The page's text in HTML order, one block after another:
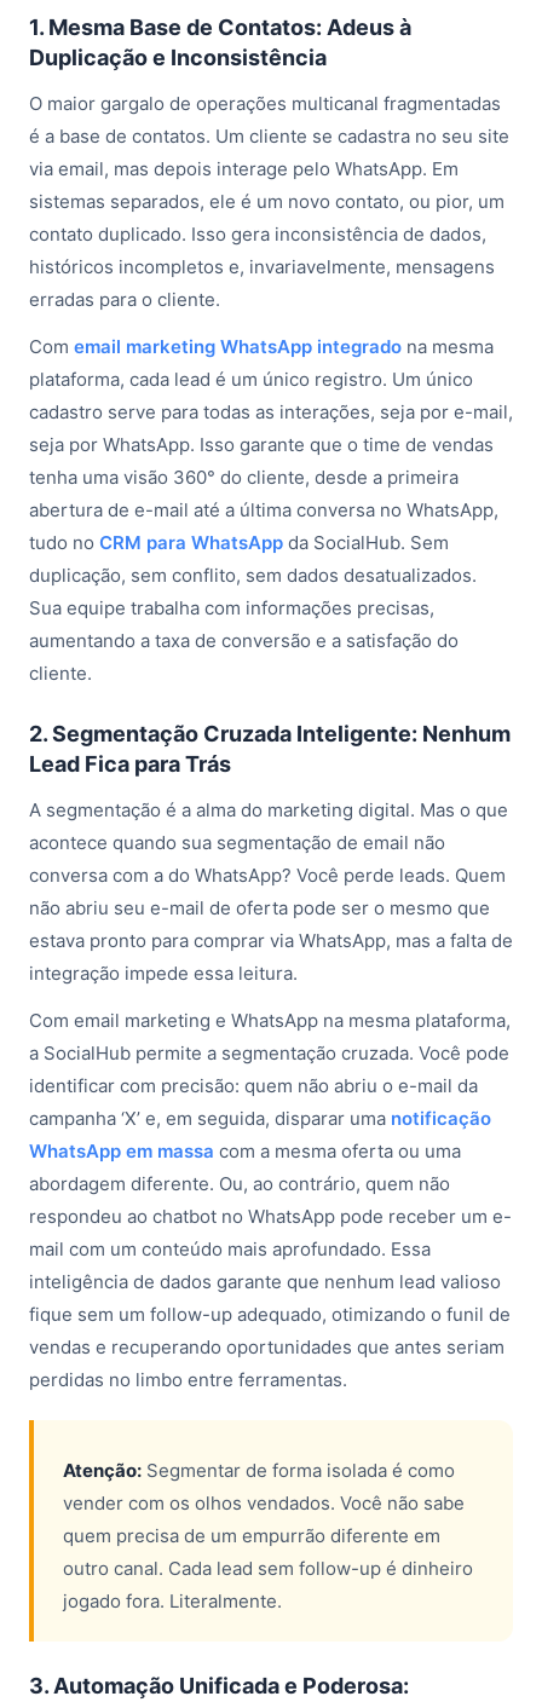
1. Mesma Base de Contatos: Adeus à
Duplicação e Inconsistência
O maior gargalo de operações multicanal fragmentadas
é a base de contatos. Um cliente se cadastra no seu site
via email, mas depois interage pelo WhatsApp. Em
sistemas separados, ele é um novo contato, ou pior, um
contato duplicado. Isso gera inconsistência de dados,
históricos incompletos e, invariavelmente, mensagens
erradas para o cliente.
Com email marketing WhatsApp integrado na mesma
plataforma, cada lead é um único registro. Um único
cadastro serve para todas as interações, seja por e-mail,
seja por WhatsApp. Isso garante que o time de vendas
tenha uma visão 360° do cliente, desde a primeira
abertura de e-mail até a última conversa no WhatsApp,
tudo no CRM para WhatsApp da SocialHub. Sem
duplicação, sem conflito, sem dados desatualizados.
Sua equipe trabalha com informações precisas,
aumentando a taxa de conversão e a satisfação do
cliente.
2. Segmentação Cruzada Inteligente: Nenhum
Lead Fica para Trás
A segmentação é a alma do marketing digital. Mas o que
acontece quando sua segmentação de email não
conversa com a do WhatsApp? Você perde leads. Quem
não abriu seu e-mail de oferta pode ser o mesmo que
estava pronto para comprar via WhatsApp, mas a falta de
integração impede essa leitura.
Com email marketing e WhatsApp na mesma plataforma,
a SocialHub permite a segmentação cruzada. Você pode
identificar com precisão: quem não abriu o e-mail da
campanha ‘X’ e, em seguida, disparar uma notificação
WhatsApp em massa com a mesma oferta ou uma
abordagem diferente. Ou, ao contrário, quem não
respondeu ao chatbot no WhatsApp pode receber um e-
mail com um conteúdo mais aprofundado. Essa
inteligência de dados garante que nenhum lead valioso
fique sem um follow-up adequado, otimizando o funil de
vendas e recuperando oportunidades que antes seriam
perdidas no limbo entre ferramentas.
Atenção: Segmentar de forma isolada é como
vender com os olhos vendados. Você não sabe
quem precisa de um empurrão diferente em
outro canal. Cada lead sem follow-up é dinheiro
jogado fora. Literalmente.
3. Automação Unificada e Poderosa: